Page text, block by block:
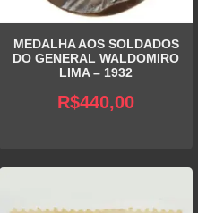
MEDALHA AOS SOLDADOS
DO GENERAL WALDOMIRO
LIMA – 1932
R$440,00